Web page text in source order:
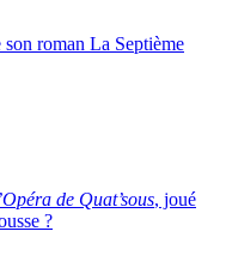
roman La Septième
de Quat’sous, joué
?